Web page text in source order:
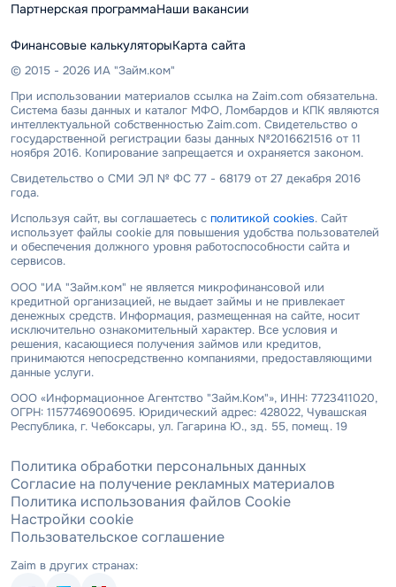
Партнерская программаНаши вакансии
Финансовые калькуляторыКарта сайта
© 2015 - 2026 ИА "Займ.ком"
При использовании материалов ссылка на Zaim.com обязательна.
Система базы данных и каталог МФО, Ломбардов и КПК являются
интеллектуальной собственностью Zaim.com. Свидетельство о
государственной регистрации базы данных №2016621516 от 11
ноября 2016. Копирование запрещается и охраняется законом.
Свидетельство о СМИ ЭЛ № ФС 77 - 68179 от 27 декабря 2016
года.
Используя сайт, вы соглашаетесь с политикой cookies. Сайт
использует файлы cookie для повышения удобства пользователей
и обеспечения должного уровня работоспособности сайта и
сервисов.
ООО "ИА "Займ.ком" не является микрофинансовой или
кредитной организацией, не выдает займы и не привлекает
денежных средств. Информация, размещенная на сайте, носит
исключительно ознакомительный характер. Все условия и
решения, касающиеся получения займов или кредитов,
принимаются непосредственно компаниями, предоставляющими
данные услуги.
ООО «Информационное Агентство "Займ.Ком"», ИНН: 7723411020,
ОГРН: 1157746900695. Юридический адрес: 428022, Чувашская
Республика, г. Чебоксары, ул. Гагарина Ю., зд. 55, помещ. 19
Политика обработки персональных данных
Согласие на получение рекламных материалов
Политика использования файлов Cookie
Настройки cookie
Пользовательское соглашение
Zaim в других странах: